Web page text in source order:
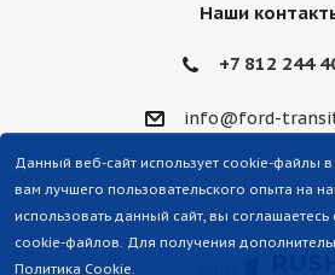
Наши
+7 812 244
info@ford-
Данный веб-сайт использует cookie-файлы в
вам лучшего пользовательского опыта на
использовать данный сайт, вы
cookie-файлов. Для получения
Политика Cookie.